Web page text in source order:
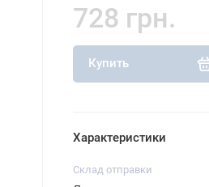
728 грн.
Купить
Характеристики
Склад отправки